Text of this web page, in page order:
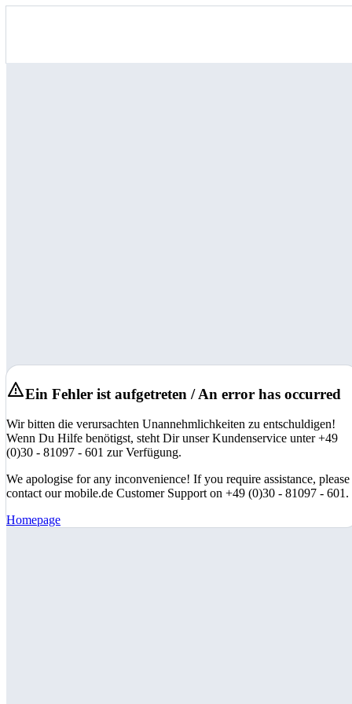
Ein Fehler ist aufgetreten / An error has occurred
Wir bitten die verursachten Unannehmlichkeiten zu entschuldigen!
Wenn Du Hilfe benötigst, steht Dir unser Kundenservice unter +49
(0)30 - 81097 - 601 zur Verfügung.
We apologise for any inconvenience! If you require assistance, please
contact our mobile.de Customer Support on +49 (0)30 - 81097 - 601.
Homepage